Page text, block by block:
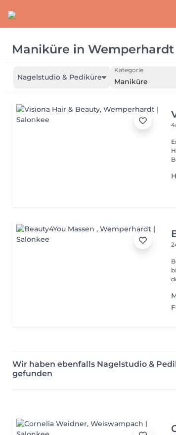
Maniküre in Wemperhardt
Nagelstudio & Pediküre
Kategorie
Maniküre
Wir haben ebenfalls Nagelstudio &
gefunden